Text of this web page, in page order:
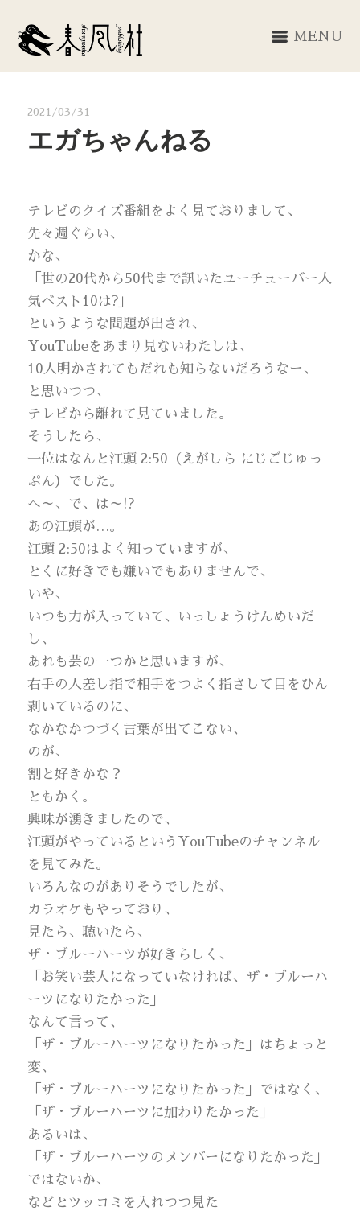
MENU
2021/03/31
エガちゃんねる
テレビのクイズ番組をよく見ておりまして、
先々週ぐらい、
かな、
「世の20代から50代まで訊いたユーチューバー人
気ベスト10は?」
というような問題が出され、
YouTubeをあまり見ないわたしは、
10人明かされてもだれも知らないだろうなー、
と思いつつ、
テレビから離れて見ていました。
そうしたら、
一位はなんと江頭 2:50（えがしら にじごじゅっ
ぷん）でした。
へ～、で、は～!?
あの江頭が…。
江頭 2:50はよく知っていますが、
とくに好きでも嫌いでもありませんで、
いや、
いつも力が入っていて、いっしょうけんめいだ
し、
あれも芸の一つかと思いますが、
右手の人差し指で相手をつよく指さして目をひん
剥いているのに、
なかなかつづく言葉が出てこない、
のが、
割と好きかな？
ともかく。
興味が湧きましたので、
江頭がやっているというYouTubeのチャンネル
を見てみた。
いろんなのがありそうでしたが、
カラオケもやっており、
見たら、聴いたら、
ザ・ブルーハーツが好きらしく、
「お笑い芸人になっていなければ、ザ・ブルーハ
ーツになりたかった」
なんて言って、
「ザ・ブルーハーツになりたかった」はちょっと
変、
「ザ・ブルーハーツになりたかった」ではなく、
「ザ・ブルーハーツに加わりたかった」
あるいは、
「ザ・ブルーハーツのメンバーになりたかった」
ではないか、
などとツッコミを入れつつ見た